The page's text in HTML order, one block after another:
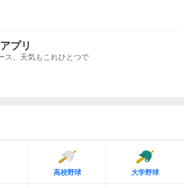
プリ
ス、天気もこれひとつで
高校野球 大学野球